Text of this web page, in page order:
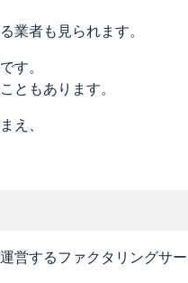
業者も見られます。
す。
ともあります。
え、
営するファクタリングサー